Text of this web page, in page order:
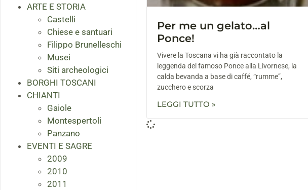
ARTE E STORIA
Castelli
Chiese e santuari
Filippo Brunelleschi
Musei
Siti archeologici
BORGHI TOSCANI
CHIANTI
Gaiole
Montespertoli
Panzano
EVENTI E SAGRE
2009
2010
2011
Per me un gelato…al
Ponce!
Vivere la Toscana vi ha già raccontato la
leggenda del famoso Ponce alla Livornese, la
calda bevanda a base di caffé, “rumme”,
zucchero e scorza
LEGGI TUTTO »